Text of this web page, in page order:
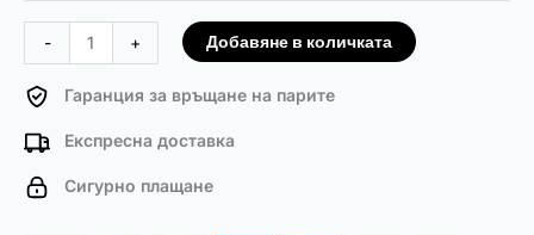
- + Добавяне в количката
Гаранция за връщане на парите
Експресна доставка
Сигурно плащане